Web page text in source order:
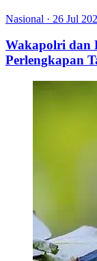
Nasional · 26 Jul
Wakapolri dan
Perlengkapan